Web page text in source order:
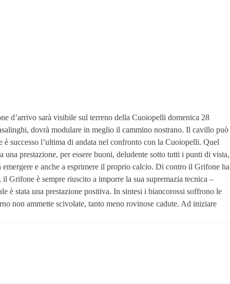
d’arrivo sarà visibile sul terreno della Cuoiopelli domenica 28
dovrà modulare in meglio il cammino nostrano. Il cavillo può
successo l’ultima di andata nel confronto con la Cuoiopelli. Quel
prestazione, per essere buoni, deludente sotto tutti i punti di vista,
e anche a esprimere il proprio calcio. Di contro il Grifone ha
è sempre riuscito a imporre la sua supremazia tecnica –
è stata una prestazione positiva. In sintesi i biancorossi soffrono le
non ammette scivolate, tanto meno rovinose cadute. Ad iniziare